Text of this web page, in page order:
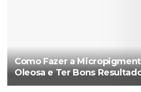
Como Fazer a
Oleosa e Ter Bons